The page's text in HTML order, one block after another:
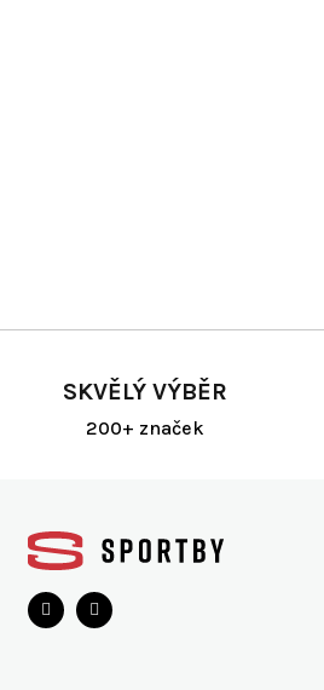
SKVĚLÝ VÝBĚR
200+ značek